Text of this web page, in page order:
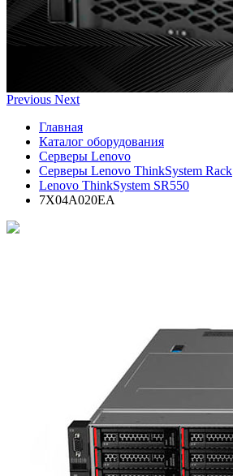
Previous Next
Главная
Каталог оборудования
Серверы Lenovo
Серверы Lenovo ThinkSystem Rack
Lenovo ThinkSystem SR550
7X04A020EA